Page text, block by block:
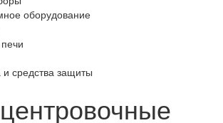
оборудование
средства защиты